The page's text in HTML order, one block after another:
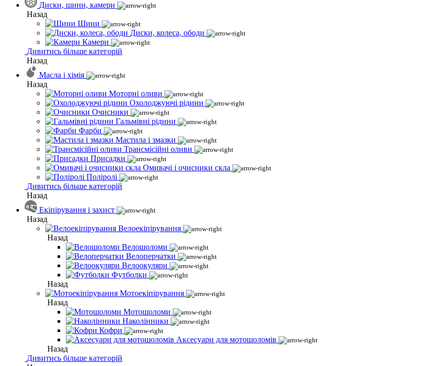
Диски, шини, камери
Назад
Шини
Диски, колеса, ободи
Камери
Дивитись більше категорій
Назад
Масла і хімія
Назад
Моторні оливи
Охолоджуючі рідини
Очисники
Гальмівні рідини
Фарби
Мастила і змазки
Трансмісійні оливи
Присадки
Омивачі і очисники скла
Поліролі
Дивитись більше категорій
Назад
Екіпірування і захист
Назад
Велоекіпірування
Назад
Велошоломи
Велоперчатки
Велоокуляри
Футболки
Назад
Мотоекіпірування
Назад
Мотошоломи
Наколінники
Кофри
Аксесуари для мотошоломів
Назад
Дивитись більше категорій